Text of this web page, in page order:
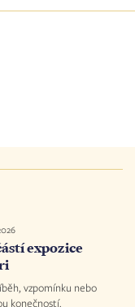
expozice
vzpomínku nebo
konečností.